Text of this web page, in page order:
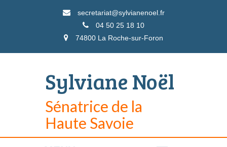
secretariat@sylvianenoel.fr
04 50 25 18 10
74800 La Roche-sur-Foron
Sylviane Noël
Sénatrice de la
Haute Savoie